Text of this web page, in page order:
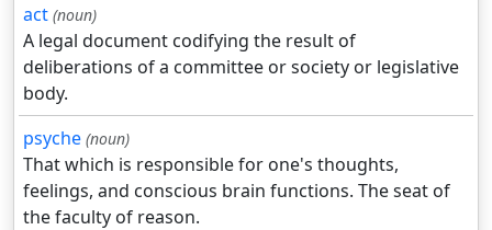
act (noun)
A legal document codifying the result of
deliberations of a committee or society or legislative
body.
psyche (noun)
That which is responsible for one's thoughts,
feelings, and conscious brain functions. The seat of
the faculty of reason.